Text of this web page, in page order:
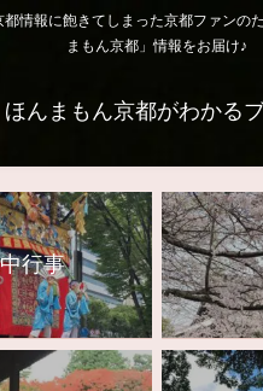
情報に飽きてしまった京都ファンの
まもん京都」情報をお届け♪
ほんまもん京都がわかる
行事